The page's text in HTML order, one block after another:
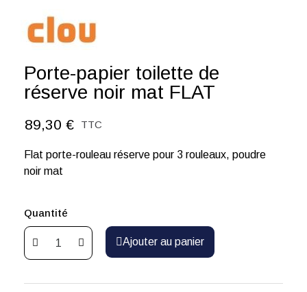
Porte-papier toilette de
réserve noir mat FLAT
89,30 € TTC
Flat porte-rouleau réserve pour 3 rouleaux, poudre
noir mat
Quantité
Ajouter au panier